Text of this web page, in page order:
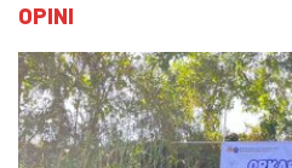
OPINI